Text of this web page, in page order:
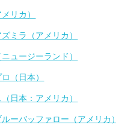
リカ）
ミラ（アメリカ）
ュージーランド）
（日本）
日本：アメリカ）
ルーバッファロー（アメリカ）